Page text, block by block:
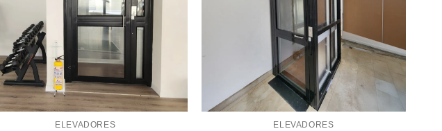
ELEVADORES ELEVADORES